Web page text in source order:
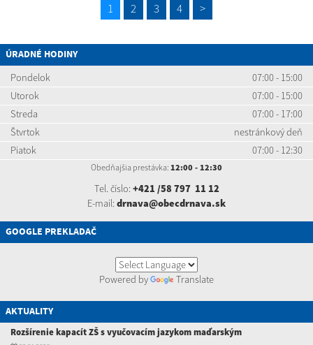
1 2 3 4 >
ÚRADNÉ HODINY
Pondelok
07:00 - 15:00
Utorok
07:00 - 15:00
Streda
07:00 - 17:00
Štvrtok
nestránkový deň
Piatok
07:00 - 12:30
Obedňajšia prestávka: 12:00 - 12:30
Tel. číslo: +421 /58 797 11 12
E-mail: drnava@obecdrnava.sk
GOOGLE PREKLADAČ
Powered by Translate
AKTUALITY
Rozšírenie kapacít ZŠ s vyučovacím jazykom maďarským